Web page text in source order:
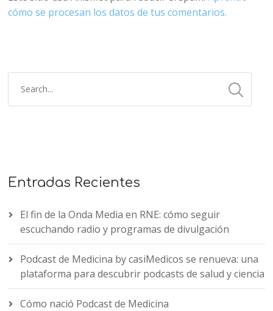
cómo se procesan los datos de tus comentarios.
Entradas Recientes
El fin de la Onda Media en RNE: cómo seguir
escuchando radio y programas de divulgación
Podcast de Medicina by casiMedicos se renueva: una
plataforma para descubrir podcasts de salud y ciencia
Cómo nació Podcast de Medicina